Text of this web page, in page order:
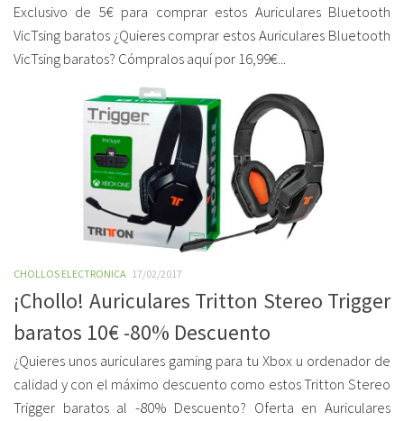
Exclusivo de 5€ para comprar estos Auriculares Bluetooth
VicTsing baratos ¿Quieres comprar estos Auriculares Bluetooth
VicTsing baratos? Cómpralos aquí por 16,99€...
CHOLLOS ELECTRONICA 17/02/2017
¡Chollo! Auriculares Tritton Stereo Trigger
baratos 10€ -80% Descuento
¿Quieres unos auriculares gaming para tu Xbox u ordenador de
calidad y con el máximo descuento como estos Tritton Stereo
Trigger baratos al -80% Descuento? Oferta en Auriculares